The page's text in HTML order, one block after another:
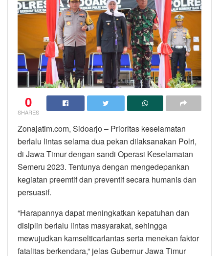
0
SHARES
Zonajatim.com, Sidoarjo – Prioritas keselamatan
berlalu lintas selama dua pekan dilaksanakan Polri,
di Jawa Timur dengan sandi Operasi Keselamatan
Semeru 2023. Tentunya dengan mengedepankan
kegiatan preemtif dan preventif secara humanis dan
persuasif.
“Harapannya dapat meningkatkan kepatuhan dan
disiplin berlalu lintas masyarakat, sehingga
mewujudkan kamselticarlantas serta menekan faktor
fatalitas berkendara,” jelas Gubernur Jawa Timur